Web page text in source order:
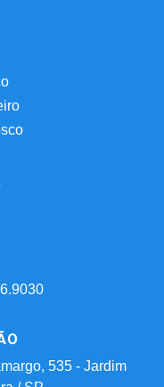
535 - Jardim